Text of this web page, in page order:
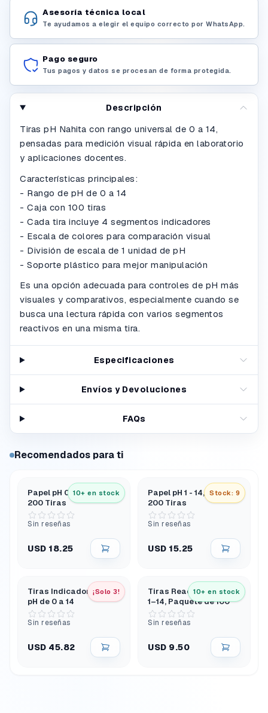
Asesoría técnica local
Te ayudamos a elegir el equipo correcto por WhatsApp.
Pago seguro
Tus pagos y datos se procesan de forma protegida.
Descripción
Tiras pH Nahita con rango universal de 0 a 14,
pensadas para medición visual rápida en laboratorio
y aplicaciones docentes.
Características principales:
- Rango de pH de 0 a 14
- Caja con 100 tiras
- Cada tira incluye 4 segmentos indicadores
- Escala de colores para comparación visual
- División de escala de 1 unidad de pH
- Soporte plástico para mejor manipulación
Es una opción adecuada para controles de pH más
visuales y comparativos, especialmente cuando se
busca una lectura rápida con varios segmentos
reactivos en una misma tira.
Especificaciones
Envíos y Devoluciones
FAQs
Recomendados para ti
10+ en stock
Papel pH 0 - 10, Caja de
200 Tiras
Sin reseñas
USD 18.25
Stock: 9
Papel pH 1 - 14, Caja de
200 Tiras
Sin reseñas
USD 15.25
¡Solo 3!
Tiras Indicadoras de
pH de 0 a 14
Sin reseñas
USD 45.82
10+ en stock
Tiras Reactivas de Ph
1–14, Paquete de 100
Sin reseñas
USD 9.50